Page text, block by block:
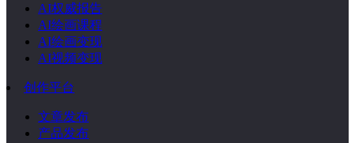
AI权威报告
AI绘画课程
AI绘画变现
AI视频变现
创作平台
文章发布
产品发布